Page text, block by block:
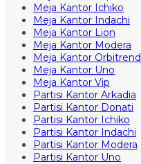
Meja Kantor Ichiko
Meja Kantor Indachi
Meja Kantor Lion
Meja Kantor Modera
Meja Kantor Orbitrend
Meja Kantor Uno
Meja Kantor Vip
Partisi Kantor Arkadia
Partisi Kantor Donati
Partisi Kantor Ichiko
Partisi Kantor Indachi
Partisi Kantor Modera
Partisi Kantor Uno